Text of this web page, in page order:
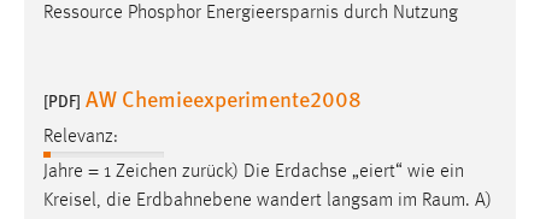
Ressource Phosphor Energieersparnis durch Nutzung
[PDF] AW Chemieexperimente2008
Relevanz:
Jahre = 1 Zeichen zurück) Die Erdachse „eiert“ wie ein
Kreisel, die Erdbahnebene wandert langsam im Raum. A)